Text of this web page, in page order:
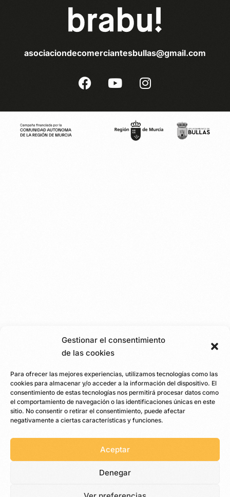
Gestionar el consentimiento
de las cookies
Para ofrecer las mejores experiencias, utilizamos tecnologías como las
cookies para almacenar y/o acceder a la información del dispositivo. El
consentimiento de estas tecnologías nos permitirá procesar datos como
el comportamiento de navegación o las identificaciones únicas en este
sitio. No consentir o retirar el consentimiento, puede afectar
negativamente a ciertas características y funciones.
Aceptar
Denegar
asociaciondecomerciantesbullas@gmail.com